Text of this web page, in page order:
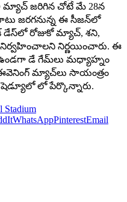
జరిగిన చోటే మే 28న
జరగనున్న ఈ సీజన్​లో
డేస్​లో రోజుకో మ్యాచ్, శని,
నిర్ణయించారు. ఈ
డే గేమ్‌లు మధ్యాహ్నం
మ్యాచ్​లు సాయంత్రం
షెడ్యూలో లో పేర్కొన్నారు.
Stadium
WhatsAppPinterestEmail